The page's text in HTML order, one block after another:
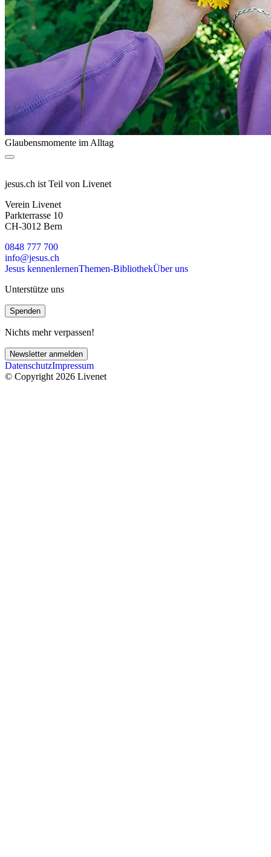
Glaubensmomente im Alltag
jesus.ch ist Teil von Livenet
Verein Livenet
Parkterrasse 10
CH-3012 Bern
0848 777 700
info@jesus.ch
Jesus kennenlernenThemen-BibliothekÜber uns
Unterstütze uns
Spenden
Nichts mehr verpassen!
Newsletter anmelden
DatenschutzImpressum
© Copyright 2026 Livenet